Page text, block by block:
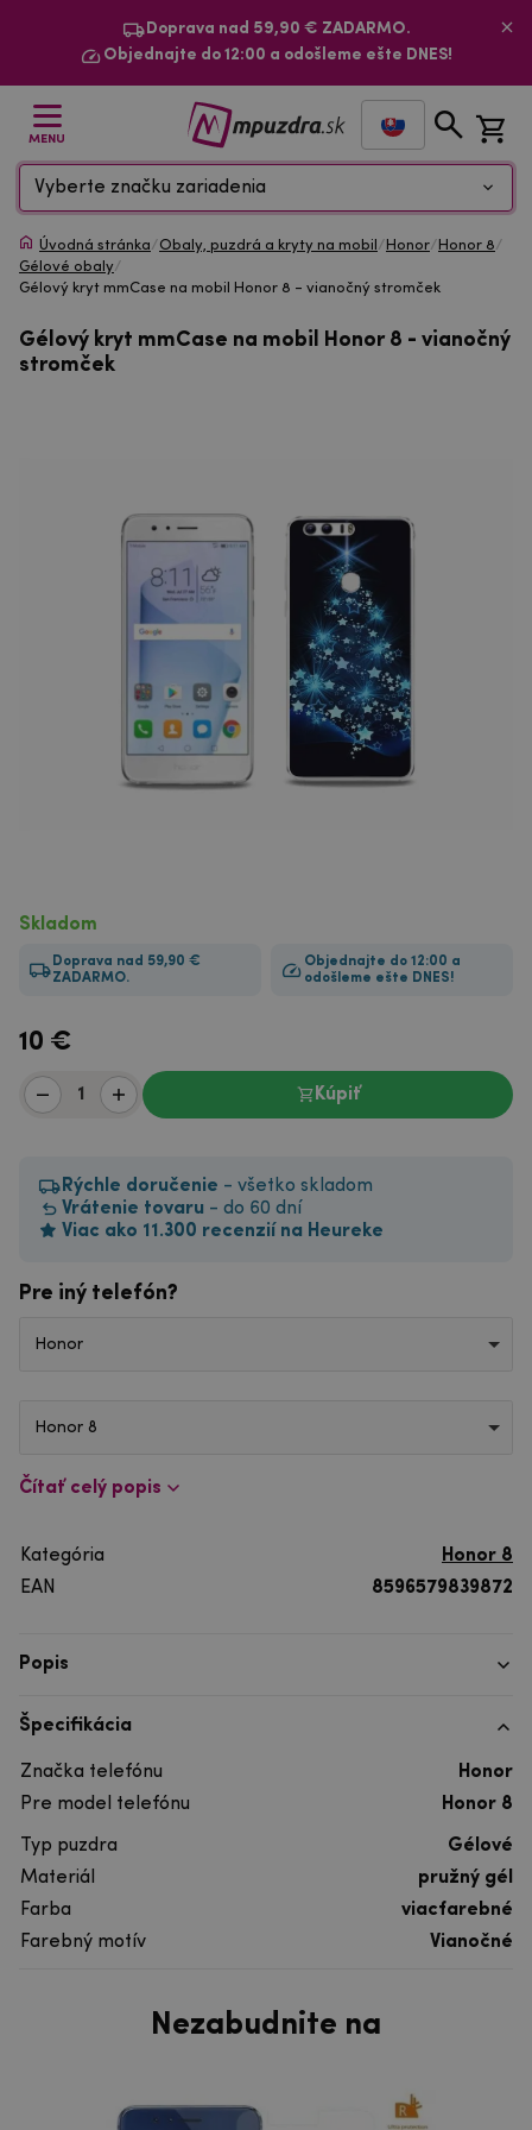
Doprava nad 59,90 € ZADARMO.
Objednajte do 12:00 a odošleme ešte DNES!
MENU
Vyberte značku zariadenia
Úvodná stránka/Obaly, puzdrá a kryty na mobil / Honor/ Honor 8/
Gélové obaly/
Gélový kryt mmCase na mobil Honor 8 - vianočný stromček
Gélový kryt mmCase na mobil Honor 8 - vianočný
stromček
Skladom
Doprava nad 59,90 €
ZADARMO.
Objednajte do 12:00 a
odošleme ešte DNES!
10 €
Kúpiť
Rýchle doručenie - všetko skladom
Vrátenie tovaru - do 60 dní
Viac ako 11.300 recenzií na Heureke
Pre iný telefón?
Honor
Honor 8
Čítať celý popis
Kategória
Honor 8
EAN
8596579839872
Popis
Špecifikácia
Značka telefónu
Honor
Pre model telefónu
Honor 8
Typ puzdra
Gélové
Materiál
pružný gél
Farba
viacfarebné
Farebný motív
Vianočné
Nezabudnite na